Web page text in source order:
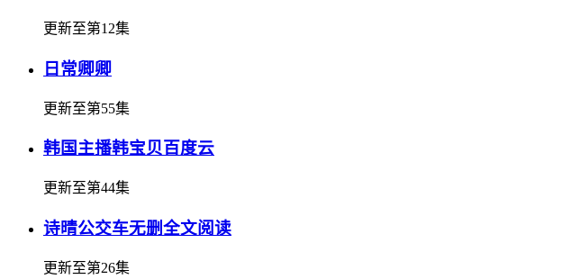
更新至第12集
日常卿卿
更新至第55集
韩国主播韩宝贝百度云
更新至第44集
诗晴公交车无删全文阅读
更新至第26集